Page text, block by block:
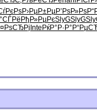
Р›РµР±РµР’РѕР»Рѕ
РђР»РµРєSlyGSlyG
Inte РќР°Р·Р°